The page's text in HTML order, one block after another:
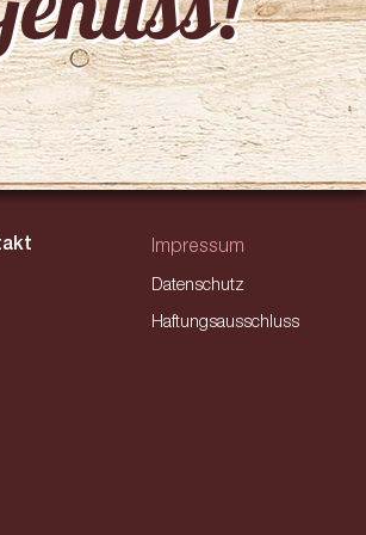
Impressum
Datenschutz
Haftungsausschluss